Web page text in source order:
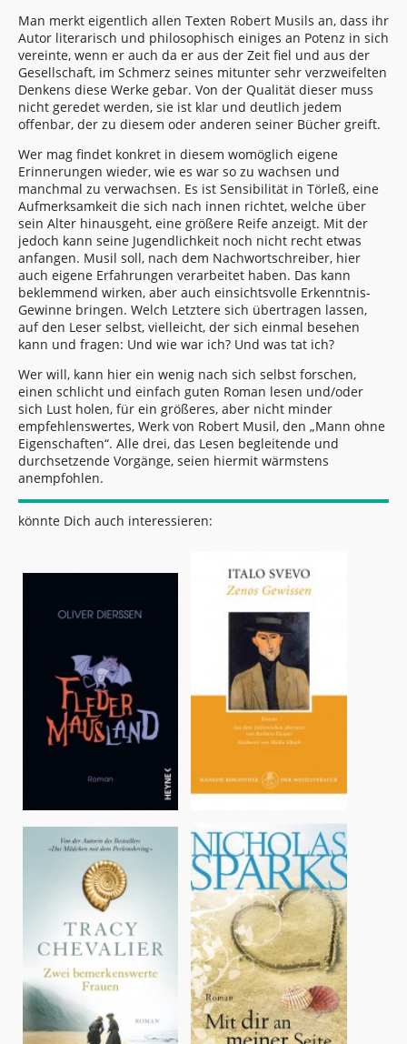
Man merkt eigentlich allen Texten Robert Musils an, dass ihr
Autor literarisch und philosophisch einiges an Potenz in sich
vereinte, wenn er auch da er aus der Zeit fiel und aus der
Gesellschaft, im Schmerz seines mitunter sehr verzweifelten
Denkens diese Werke gebar. Von der Qualität dieser muss
nicht geredet werden, sie ist klar und deutlich jedem
offenbar, der zu diesem oder anderen seiner Bücher greift.
Wer mag findet konkret in diesem womöglich eigene
Erinnerungen wieder, wie es war so zu wachsen und
manchmal zu verwachsen. Es ist Sensibilität in Törleß, eine
Aufmerksamkeit die sich nach innen richtet, welche über
sein Alter hinausgeht, eine größere Reife anzeigt. Mit der
jedoch kann seine Jugendlichkeit noch nicht recht etwas
anfangen. Musil soll, nach dem Nachwortschreiber, hier
auch eigene Erfahrungen verarbeitet haben. Das kann
beklemmend wirken, aber auch einsichtsvolle Erkenntnis-
Gewinne bringen. Welch Letztere sich übertragen lassen,
auf den Leser selbst, vielleicht, der sich einmal besehen
kann und fragen: Und wie war ich? Und was tat ich?
Wer will, kann hier ein wenig nach sich selbst forschen,
einen schlicht und einfach guten Roman lesen und/oder
sich Lust holen, für ein größeres, aber nicht minder
empfehlenswertes, Werk von Robert Musil, den „Mann ohne
Eigenschaften“. Alle drei, das Lesen begleitende und
durchsetzende Vorgänge, seien hiermit wärmstens
anempfohlen.
könnte Dich auch interessieren: